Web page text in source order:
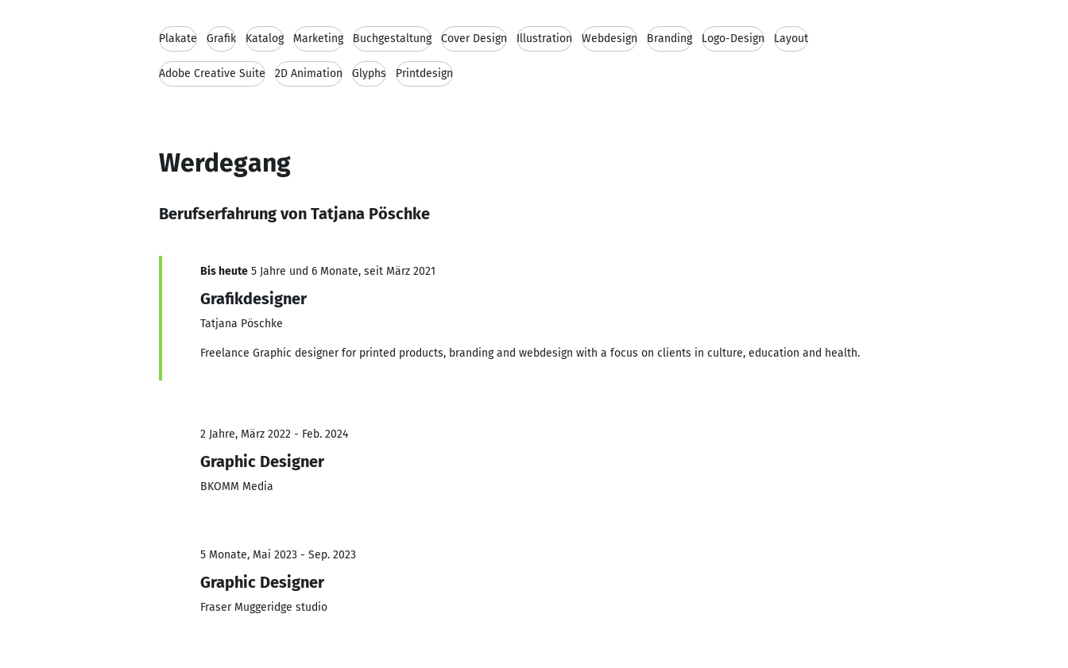
Plakate Grafik Katalog Marketing Buchgestaltung Cover Design Illustration Webdesign Branding Logo-Design Layout
Adobe Creative Suite 2D Animation Glyphs Printdesign
Werdegang
Berufserfahrung von Tatjana Pöschke
Bis heute 5 Jahre und 6 Monate, seit März 2021
Grafikdesigner
Tatjana Pöschke
Freelance Graphic designer for printed products, branding and webdesign with a focus on clients in culture, education and health.
2 Jahre, März 2022 - Feb. 2024
Graphic Designer
BKOMM Media
5 Monate, Mai 2023 - Sep. 2023
Graphic Designer
Fraser Muggeridge studio